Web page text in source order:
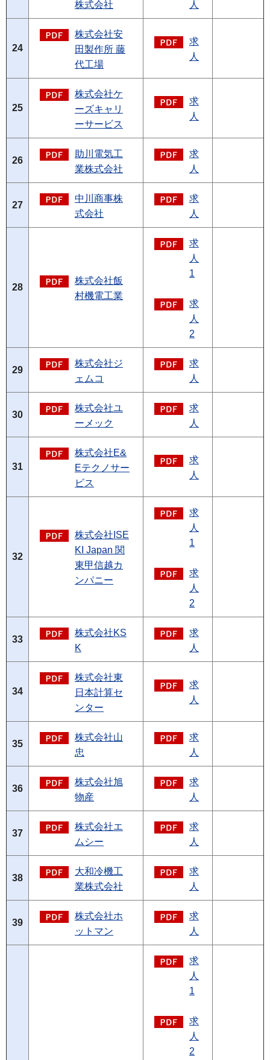
株式会社
人
24
株式会社安
田製作所 藤
代工場
求
人
25
株式会社ケ
ーズキャリ
ーサービス
求
人
26
助川電気工
業株式会社
求
人
27
中川商事株
式会社
求
人
28
株式会社飯
村機電工業
求
人
1
求
人
2
29
株式会社ジ
ェムコ
求
人
30
株式会社ユ
ーメック
求
人
31
株式会社E&
Eテクノサー
ビス
求
人
32
株式会社ISE
KI Japan 関
東甲信越カ
ンパニー
求
人
1
求
人
2
33
株式会社KS
K
求
人
34
株式会社東
日本計算セ
ンター
求
人
35
株式会社山
忠
求
人
36
株式会社旭
物産
求
人
37
株式会社エ
ムシー
求
人
38
大和冷機工
業株式会社
求
人
39
株式会社ホ
ットマン
求
人
求
人
1
求
人
2